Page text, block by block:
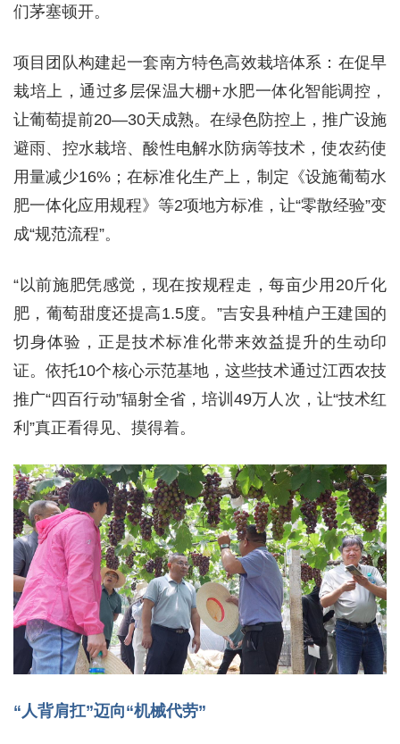
们茅塞顿开。
项目团队构建起一套南方特色高效栽培体系：在促早
栽培上，通过多层保温大棚+水肥一体化智能调控，
让葡萄提前20—30天成熟。在绿色防控上，推广设施
避雨、控水栽培、酸性电解水防病等技术，使农药使
用量减少16%；在标准化生产上，制定《设施葡萄水
肥一体化应用规程》等2项地方标准，让“零散经验”变
成“规范流程”。
“以前施肥凭感觉，现在按规程走，每亩少用20斤化
肥，葡萄甜度还提高1.5度。”吉安县种植户王建国的
切身体验，正是技术标准化带来效益提升的生动印
证。依托10个核心示范基地，这些技术通过江西农技
推广“四百行动”辐射全省，培训49万人次，让“技术红
利”真正看得见、摸得着。
“人背肩扛”迈向“机械代劳”